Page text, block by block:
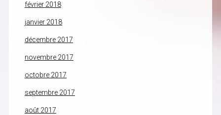
février 2018
janvier 2018
décembre 2017
novembre 2017
octobre 2017
septembre 2017
août 2017